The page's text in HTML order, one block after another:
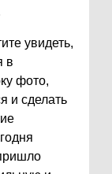
увидеть,
в
фото,
и сделать